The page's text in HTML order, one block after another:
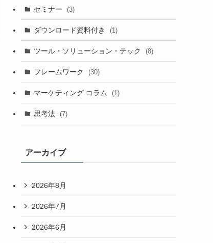
セミナー (3)
ダウンロード資料付き (1)
ツール・ソリューション・テック (8)
フレームワーク (30)
マーケティング コラム (1)
思考法 (7)
アーカイブ
2026年8月
2026年7月
2026年6月